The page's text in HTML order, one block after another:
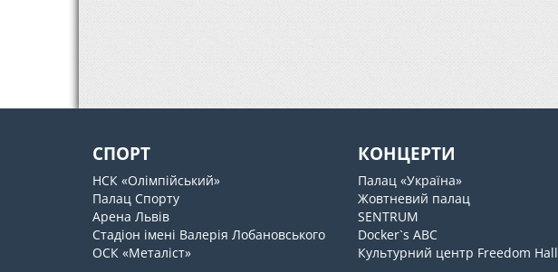
СПОРТ
НСК «Олімпійський»
Палац Спорту
Арена Львів
Стадіон імені Валерія Лобановського
ОСК «Металіст»
КОНЦЕРТИ
Палац «Україна»
Жовтневий палац
SENTRUM
Docker`s ABC
Культурний центр Freedom Hall